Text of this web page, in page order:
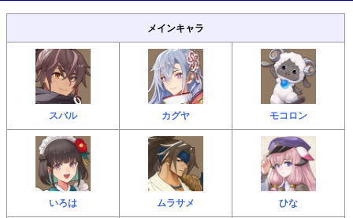
メインキャラ
スバル カグヤ モコロン
いろは ムラサメ ひな